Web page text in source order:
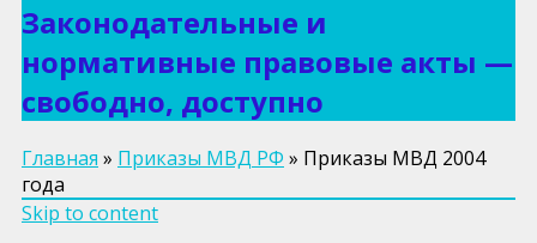
Законодательные и
нормативные правовые акты —
свободно, доступно
Главная » Приказы МВД РФ » Приказы МВД 2004
года
Skip to content